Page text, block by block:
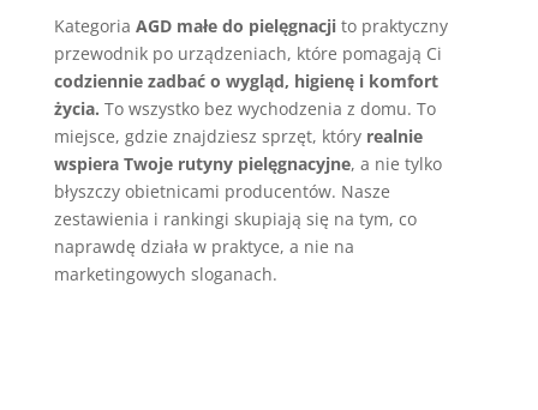
Kategoria AGD małe do pielęgnacjito praktyczny
przewodnik po urządzeniach, które pomagają Ci
codziennie zadbać o wygląd, higienę i komfort
życia. To wszystko bez wychodzenia z domu. To
miejsce, gdzie znajdziesz sprzęt, który realnie
wspiera Twoje rutyny pielęgnacyjne, a nie tylko
błyszczy obietnicami producentów. Nasze
zestawienia i rankingi skupiają się na tym, co
naprawdę działa w praktyce, a nie na
marketingowych sloganach.